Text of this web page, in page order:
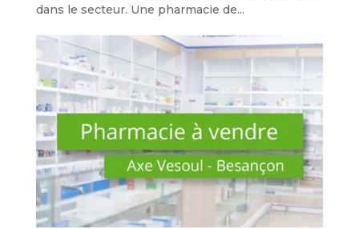
dans le secteur. Une pharmacie de...